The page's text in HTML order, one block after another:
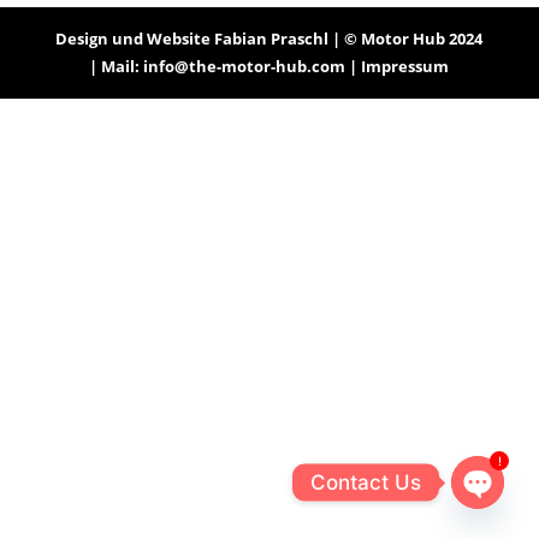
Design und Website Fabian Praschl | © Motor Hub 2024
| Mail: info@the-motor-hub.com | Impressum
Contact Us
!